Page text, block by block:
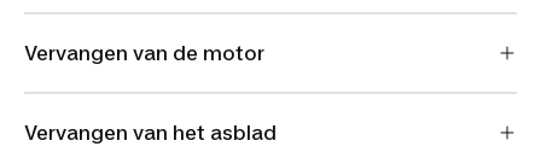
Vervangen van de motor
Vervangen van het asblad